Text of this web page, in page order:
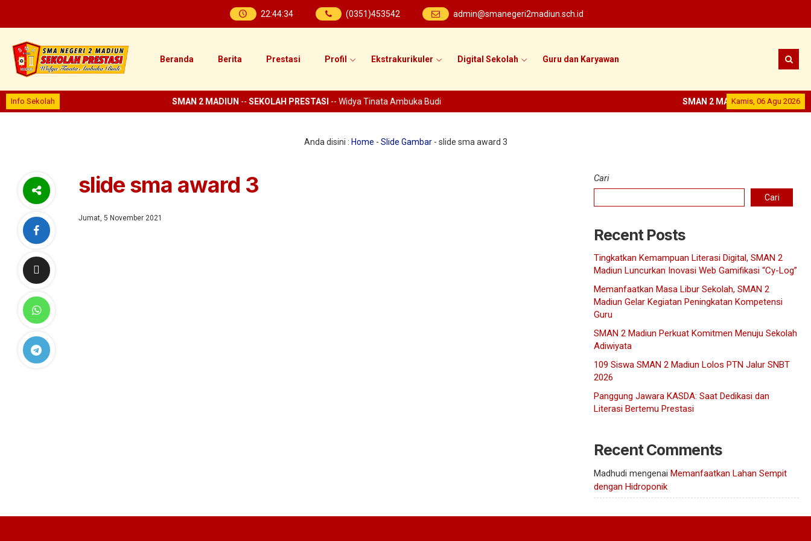
22:44:34 (0351)453542 admin@smanegeri2madiun.sch.id
Beranda Berita Prestasi Profil Ekstrakurikuler Digital Sekolah Guru dan Karyawan
Info Sekolah Kamis, 06 Agu 2026
SMAN 2 MADIUN-- SEKOLAH
SMAN 2 MADIUN--SEKOLAH PRESTASI-- Widya Tinata Ambuka Budi
Anda disini : Home - Slide Gambar- slide sma award 3
slide sma award 3
Jumat, 5 November 2021
Cari
Cari
Recent Posts
Tingkatkan Kemampuan Literasi Digital, SMAN 2
Madiun Luncurkan Inovasi Web Gamifikasi “Cy-Log”
Memanfaatkan Masa Libur Sekolah, SMAN 2
Madiun Gelar Kegiatan Peningkatan Kompetensi
Guru
SMAN 2 Madiun Perkuat Komitmen Menuju Sekolah
Adiwiyata
109 Siswa SMAN 2 Madiun Lolos PTN Jalur SNBT
2026
Panggung Jawara KASDA: Saat Dedikasi dan
Literasi Bertemu Prestasi
Recent Comments
Madhudi mengenai Memanfaatkan Lahan Sempit
dengan Hidroponik